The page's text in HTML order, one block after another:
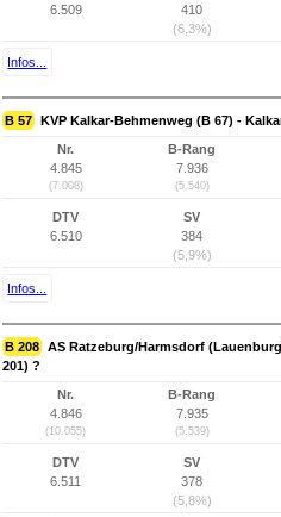
6.509
410
(6,3%)
Infos...
B 57 KVP Kalkar-Behmenweg (B 67) -
Nr.
4.845
(7.008)
B-Rang
7.936
(5.540)
DTV
6.510
SV
384
(5,9%)
Infos...
B 208 AS Ratzeburg/Harmsdorf
201) ?
Nr.
4.846
(10.055)
B-Rang
7.935
(5.539)
DTV
6.511
SV
378
(5,8%)